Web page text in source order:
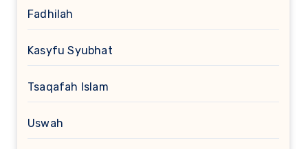
Fadhilah
Kasyfu Syubhat
Tsaqafah Islam
Uswah